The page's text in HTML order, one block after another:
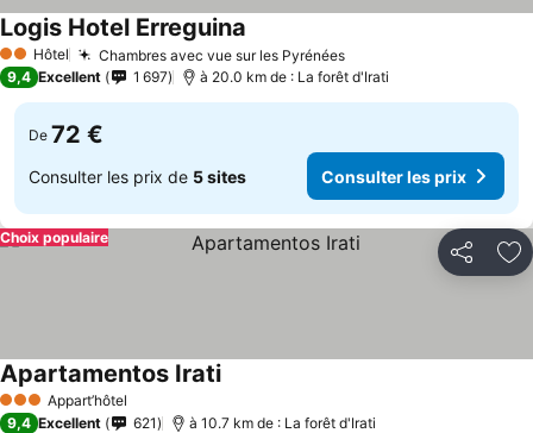
2 Étoiles
Hôtel Chambres avec vue sur les Pyrénées
Logis Hotel Erreguina
9,4 Excellent 1 697 à 20.0 km de : La forêt d'Irati
De 72 €
Consulter les prix de 5 sites Consulter les prix
Partager
Choix populaire
3 ÉtoilesAppart’hôtel
Apartamentos Irati
9,4 Excellent 621 à 10.7 km de : La forêt d'Irati